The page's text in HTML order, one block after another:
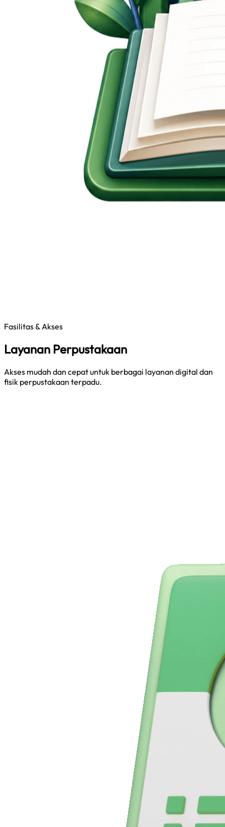
Fasilitas & Akses
Layanan Perpustakaan
Akses mudah dan cepat untuk berbagai layanan digital dan
fisik perpustakaan terpadu.